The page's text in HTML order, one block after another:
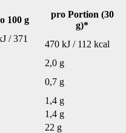
100 g
pro Portion (30
g)*
/ 371
470 kJ / 112 kcal
2,0 g
0,7 g
1,4 g
1,4 g
22 g